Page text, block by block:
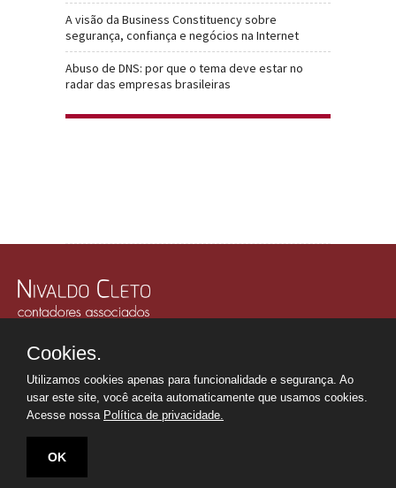
A visão da Business Constituency sobre
segurança, confiança e negócios na Internet
Abuso de DNS: por que o tema deve estar no
radar das empresas brasileiras
Edifício Memorial Office Building - São Paulo - SP
Tel.: +55 112507-6249
Whatsapp: +55 1198669-0107
secretaria@nivaldocleto.cnt.br
Cookies.
Utilizamos cookies apenas para funcionalidade e segurança. Ao
usar este site, você aceita automaticamente que usamos cookies.
Acesse nossa Política de privacidade.
OK